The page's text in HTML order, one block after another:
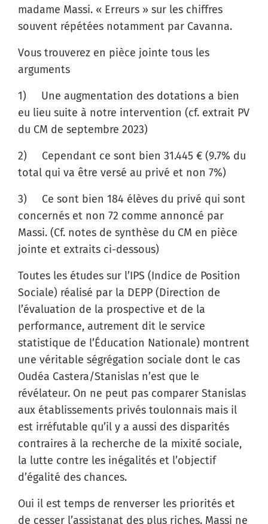
madame Massi. « Erreurs » sur les chiffres
souvent répétées notamment par Cavanna.
Vous trouverez en pièce jointe tous les
arguments
1) Une augmentation des dotations a bien
eu lieu suite à notre intervention (cf. extrait PV
du CM de septembre 2023)
2) Cependant ce sont bien 31.445 € (9.7% du
total qui va être versé au privé et non 7%)
3) Ce sont bien 184 élèves du privé qui sont
concernés et non 72 comme annoncé par
Massi. (Cf. notes de synthèse du CM en pièce
jointe et extraits ci-dessous)
Toutes les études sur l’IPS (Indice de Position
Sociale) réalisé par la DEPP (Direction de
l’évaluation de la prospective et de la
performance, autrement dit le service
statistique de l’Éducation Nationale) montrent
une véritable ségrégation sociale dont le cas
Oudéa Castera/Stanislas n’est que le
révélateur. On ne peut pas comparer Stanislas
aux établissements privés toulonnais mais il
est irréfutable qu’il y a aussi des disparités
contraires à la recherche de la mixité sociale,
la lutte contre les inégalités et l’objectif
d’égalité des chances.
Oui il est temps de renverser les priorités et
de cesser l’assistanat des plus riches. Massi ne